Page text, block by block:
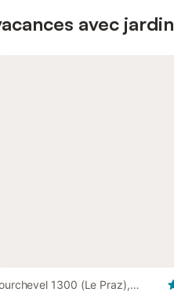
avec jardin
1300 (Le Praz),